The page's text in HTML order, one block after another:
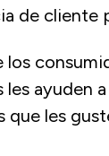
de cliente
los
les ayuden
que les